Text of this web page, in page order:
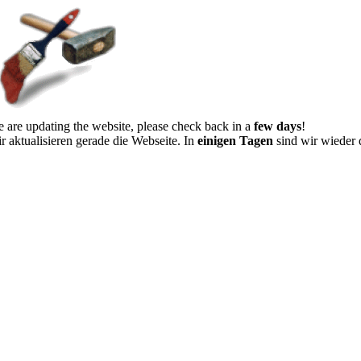
are updating the website, please check back in a few days!
aktualisieren gerade die Webseite. In einigen Tagen sind wir wieder